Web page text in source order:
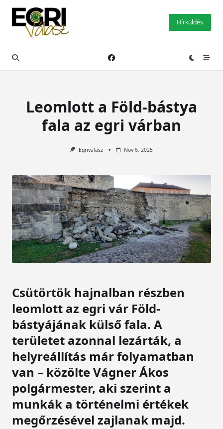
Skip
content
Hírküldés
Leomlott a Föld-bástya
fala az egri várban
Egrivalasz Nov 6, 2025
Csütörtök hajnalban részben
leomlott az egri vár Föld-
bástyájának külső fala. A
területet azonnal lezárták, a
helyreállítás már folyamatban
van – közölte Vágner Ákos
polgármester, aki szerint a
munkák a történelmi értékek
megőrzésével zajlanak majd.